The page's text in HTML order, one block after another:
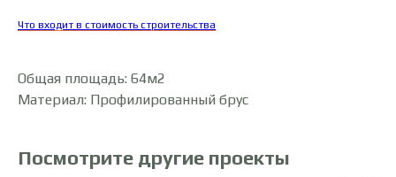
Что входит в стоимость строительства
Общая площадь: 64м2
Материал: Профилированный брус
Посмотрите другие проекты